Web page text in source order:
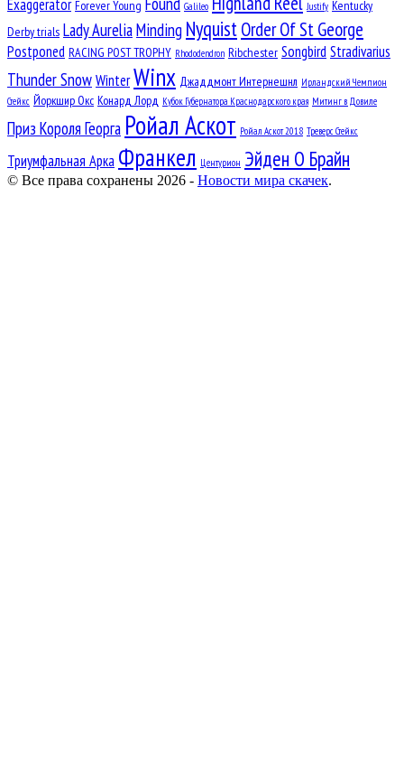
Exaggerator Forever Young Galileo Justify Kentucky
Derby trials Lady AureliaMinding NyquistOrder Of St George
Postponed RACING POST TROPHY Rhododendron Ribchester Songbird Stradivarius
Thunder SnowWinterWinx Джаддмонт Интернешнл Ирландский Чемпион
Стейкс Йоркшир Окс Конард Лорд Кубок Губернатора Краснодарского края Митинг в Довиле
Приз Короля Георга Ройал Аскот Ройал Аскот 2018 Треверс Стейкс
Триумфальная Арка Франкел Центурион Эйден О Брайн
© Все права сохранены 2026 - Новости мира скачек.